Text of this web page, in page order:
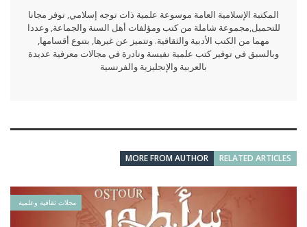
المكتبة الإسلامية العامة موسوعة علمية ذات توجه إسلامي, توفر مجانا
للتحميل,مجموعة شاملة من كتب ومؤلفات أهل السنة والجماعة, وعددا
مهما من الكتب الأدبية والثقافية. وتتميز عن غيرها, بتنوع أقسامها,
وبالسبق في توفير كتب علمية نفيسة ونادرة في مجالات معرفية عديدة
بالعربية والإنجليزية والفرنسية
RELATED ARTICLES
MORE FROM AUTHOR
مجلات ثقافية وعلمية